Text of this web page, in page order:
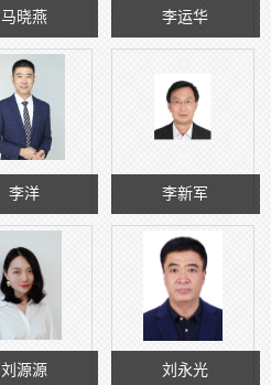
马晓燕 李运华
李洋 李新军
刘源源 刘永光